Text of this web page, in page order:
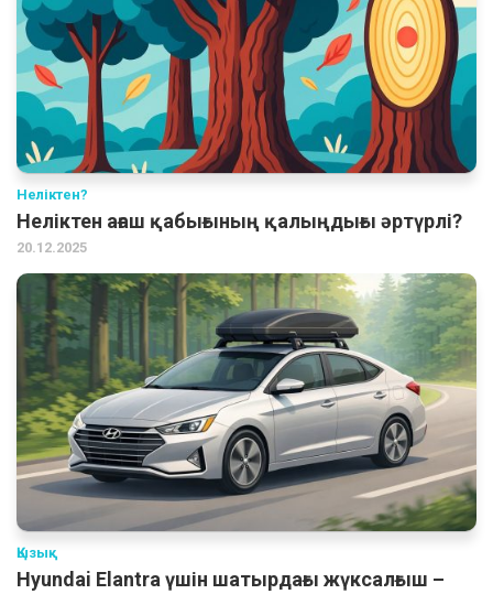
Неліктен?
Неліктен ағаш қабығының қалыңдығы әртүрлі?
20.12.2025
Қызық
Hyundai Elantra үшін шатырдағы жүксалғыш –